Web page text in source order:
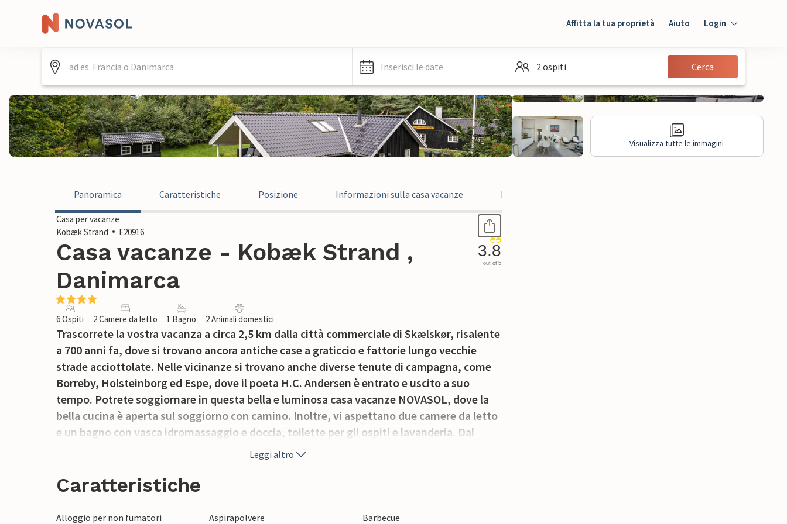
Affitta la tua proprietà Aiuto Login
Ospiti
Inserisci le date 2 ospiti Cerca
Visualizza tutte le immagini
Panoramica Caratteristiche Posizione Informazioni sulla casa vacanze Recensioni
Casa per vacanze
Kobæk Strand
E20916
Casa vacanze - Kobæk Strand ,
Danimarca
3.8
out of 5
6 Ospiti 2 Camere da letto 1 Bagno 2 Animali domestici
Trascorrete la vostra vacanza a circa 2,5 km dalla città commerciale di Skælskør, risalente
a 700 anni fa, dove si trovano ancora antiche case a graticcio e fattorie lungo vecchie
strade acciottolate. Nelle vicinanze si trovano anche diverse tenute di campagna, come
Borreby, Holsteinborg ed Espe, dove il poeta H.C. Andersen è entrato e uscito a suo
tempo. Potrete soggiornare in questa bella e luminosa casa vacanze NOVASOL, dove la
bella cucina è aperta sul soggiorno con camino. Inoltre, vi aspettano due camere da letto
e un bagno con vasca idromassaggio e doccia, toilette per gli ospiti e lavanderia. Dal
soggiorno si accede direttamente alla splendida terrazza parzialmente coperta, dove si
può godere appieno del sole e dell'aria fresca.
A soli 30 km da qui si possono raggiungere le città di Korsør, Slagelse e Næstved, ognuna
Skælskør si trova Stigsnæs, da cui partono i traghetti per le isole di Agersø e Omø, dove si
Leggi altro
Caratteristiche
Alloggio per non fumatori Aspirapolvere
Barbecue